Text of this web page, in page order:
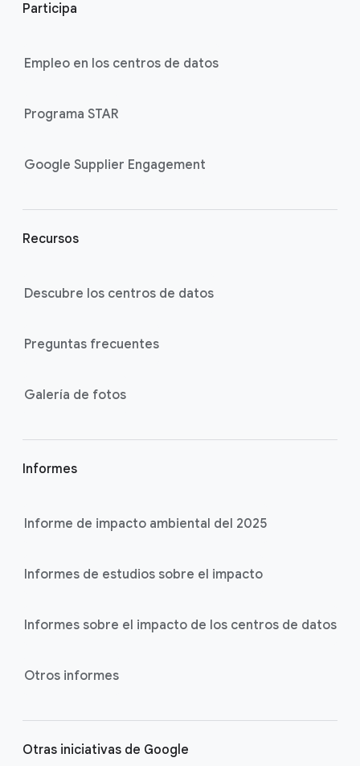
Participa
Empleo en los centros de datos
Programa STAR
Google Supplier Engagement
Recursos
Descubre los centros de datos
Preguntas frecuentes
Galería de fotos
Informes
Informe de impacto ambiental del 2025
Informes de estudios sobre el impacto
Informes sobre el impacto de los centros de datos
Otros informes
Otras iniciativas de Google